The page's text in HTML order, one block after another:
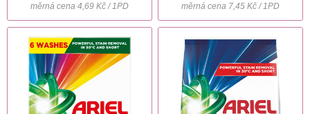
měrná cena 4,69 Kč / 1PD měrná cena 7,45 Kč / 1PD